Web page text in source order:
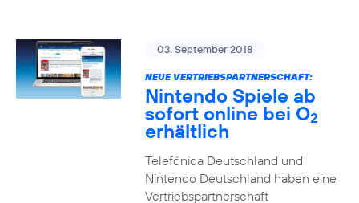
03. September 2018
NEUE VERTRIEBSPARTNERSCHAFT:
Nintendo Spiele ab
sofort online bei O2
erhältlich
Telefónica Deutschland und
Nintendo Deutschland haben eine
Vertriebspartnerschaft